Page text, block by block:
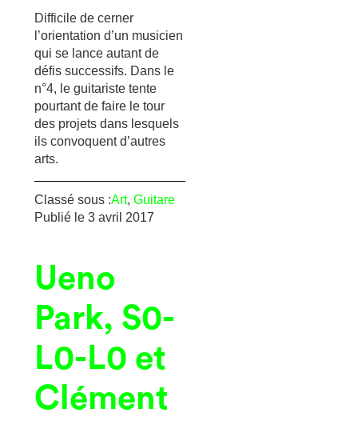
Difficile de cerner
l’orientation d’un musicien
qui se lance autant de
défis successifs. Dans le
n°4, le guitariste tente
pourtant de faire le tour
des projets dans lesquels
ils convoquent d’autres
arts.
Classé sous :Art, Guitare
Publié le 3 avril 2017
Ueno
Park, S0-
L0-L0 et
Clément